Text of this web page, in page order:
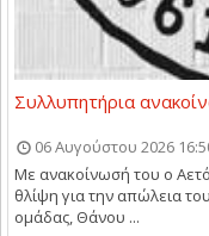
Συλλυπητήρια
06 Αυγούστου 2026
Με ανακοίνωσή του ο
θλίψη για την απώλεια
ομάδας, Θάνου ...